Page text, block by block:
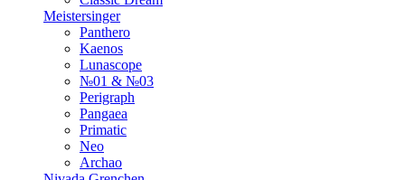
Meistersinger
Panthero
Kaenos
Lunascope
№01 & №03
Perigraph
Pangaea
Primatic
Neo
Archao